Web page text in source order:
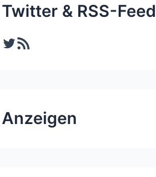
Twitter & RSS-Feed
Twitter RSS-Feed
Anzeigen